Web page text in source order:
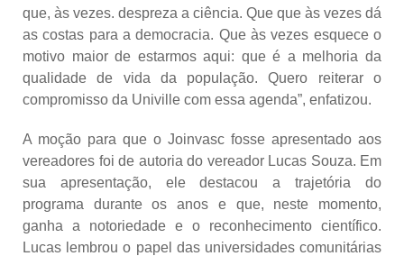
que, às vezes. despreza a ciência. Que que às vezes dá
as costas para a democracia. Que às vezes esquece o
motivo maior de estarmos aqui: que é a melhoria da
qualidade de vida da população. Quero reiterar o
compromisso da Univille com essa agenda”, enfatizou.
A moção para que o Joinvasc fosse apresentado aos
vereadores foi de autoria do vereador Lucas Souza. Em
sua apresentação, ele destacou a trajetória do
programa durante os anos e que, neste momento,
ganha a notoriedade e o reconhecimento científico.
Lucas lembrou o papel das universidades comunitárias